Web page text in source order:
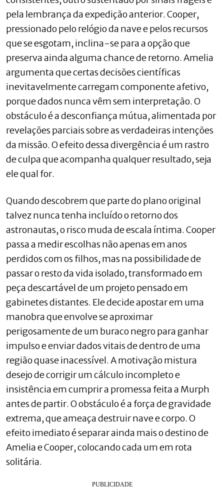
pela lembrança da expedição anterior. Cooper,
pressionado pelo relógio da nave e pelos recursos
que se esgotam, inclina-se para a opção que
preserva ainda alguma chance de retorno. Amelia
argumenta que certas decisões científicas
inevitavelmente carregam componente afetivo,
porque dados nunca vêm sem interpretação. O
obstáculo é a desconfiança mútua, alimentada por
revelações parciais sobre as verdadeiras intenções
da missão. O efeito dessa divergência é um rastro
de culpa que acompanha qualquer resultado, seja
ele qual for.
Quando descobrem que parte do plano original
talvez nunca tenha incluído o retorno dos
astronautas, o risco muda de escala íntima. Cooper
passa a medir escolhas não apenas em anos
perdidos com os filhos, mas na possibilidade de
passar o resto da vida isolado, transformado em
peça descartável de um projeto pensado em
gabinetes distantes. Ele decide apostar em uma
manobra que envolve se aproximar
perigosamente de um buraco negro para ganhar
impulso e enviar dados vitais de dentro de uma
região quase inacessível. A motivação mistura
desejo de corrigir um cálculo incompleto e
insistência em cumprir a promessa feita a Murph
antes de partir. O obstáculo é a força de gravidade
extrema, que ameaça destruir nave e corpo. O
efeito imediato é separar ainda mais o destino de
Amelia e Cooper, colocando cada um em rota
solitária.